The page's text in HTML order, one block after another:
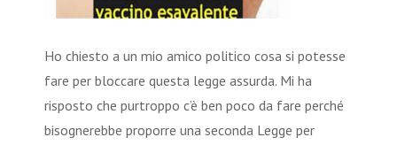
Ho chiesto a un mio amico politico cosa si potesse
fare per bloccare questa legge assurda. Mi ha
risposto che purtroppo c’è ben poco da fare perché
bisognerebbe proporre una seconda Legge per